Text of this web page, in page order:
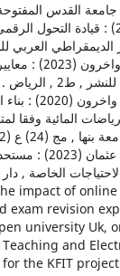
القدس المفتوحة ,
18. مخزوم , فيولا (2024) :
العربي
19. مسلم , حسن
ط2 , الرياض .
20. هلال ,
المائية وفقا
, مج (24) ع (2) .
21. يوسف ,
الخاصة ,
The impact of
exam revision
university Uk,
Teaching and
the KFIT project